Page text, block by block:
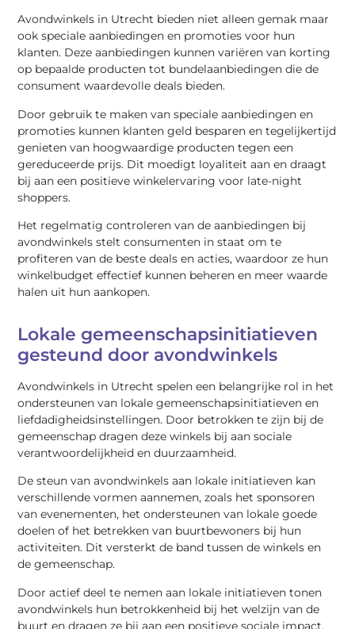
Avondwinkels in Utrecht bieden niet alleen gemak maar
ook speciale aanbiedingen en promoties voor hun
klanten. Deze aanbiedingen kunnen variëren van korting
op bepaalde producten tot bundelaanbiedingen die de
consument waardevolle deals bieden.
Door gebruik te maken van speciale aanbiedingen en
promoties kunnen klanten geld besparen en tegelijkertijd
genieten van hoogwaardige producten tegen een
gereduceerde prijs. Dit moedigt loyaliteit aan en draagt
bij aan een positieve winkelervaring voor late-night
shoppers.
Het regelmatig controleren van de aanbiedingen bij
avondwinkels stelt consumenten in staat om te
profiteren van de beste deals en acties, waardoor ze hun
winkelbudget effectief kunnen beheren en meer waarde
halen uit hun aankopen.
Lokale gemeenschapsinitiatieven
gesteund door avondwinkels
Avondwinkels in Utrecht spelen een belangrijke rol in het
ondersteunen van lokale gemeenschapsinitiatieven en
liefdadigheidsinstellingen. Door betrokken te zijn bij de
gemeenschap dragen deze winkels bij aan sociale
verantwoordelijkheid en duurzaamheid.
De steun van avondwinkels aan lokale initiatieven kan
verschillende vormen aannemen, zoals het sponsoren
van evenementen, het ondersteunen van lokale goede
doelen of het betrekken van buurtbewoners bij hun
activiteiten. Dit versterkt de band tussen de winkels en
de gemeenschap.
Door actief deel te nemen aan lokale initiatieven tonen
avondwinkels hun betrokkenheid bij het welzijn van de
buurt en dragen ze bij aan een positieve sociale impact.